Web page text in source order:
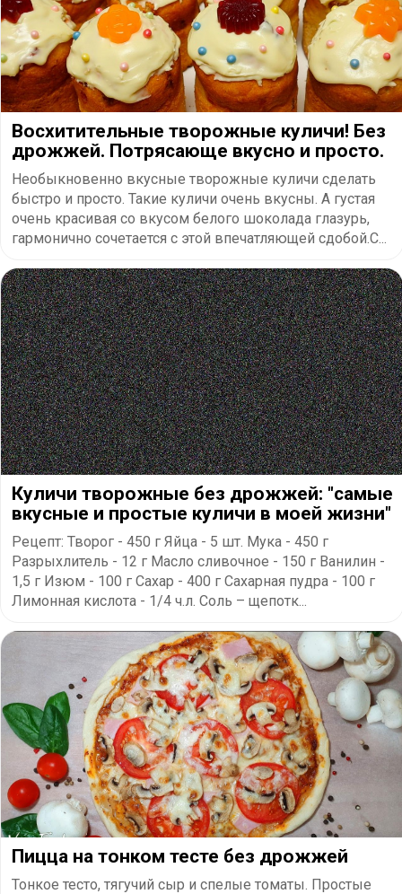
Восхитительные творожные куличи! Без
дрожжей. Потрясающе вкусно и просто.
Необыкновенно вкусные творожные куличи сделать
быстро и просто. Такие куличи очень вкусны. А густая
очень красивая со вкусом белого шоколада глазурь,
гармонично сочетается с этой впечатляющей сдобой.С...
Куличи творожные без дрожжей: "самые
вкусные и простые куличи в моей жизни"
Рецепт: Творог - 450 г Яйца - 5 шт. Мука - 450 г
Разрыхлитель - 12 г Масло сливочное - 150 г Ванилин -
1,5 г Изюм - 100 г Сахар - 400 г Сахарная пудра - 100 г
Лимонная кислота - 1/4 ч.л. Соль – щепотк...
Пицца на тонком тесте без дрожжей
Тонкое тесто, тягучий сыр и спелые томаты. Простые